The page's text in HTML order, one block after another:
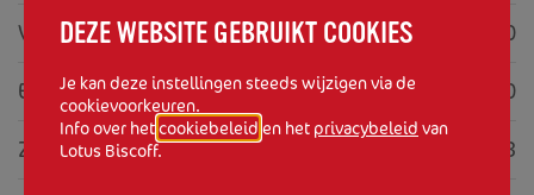
Vezels (g) 1.20
Eiwitten (g) 5.70
Zout (g) 0.73
DEZE WEBSITE GEBRUIKT COOKIES
Je kan deze instellingen steeds wijzigen via de
cookievoorkeuren.
Info over hetcookiebeleid en het privacybeleid van
Lotus Biscoff.